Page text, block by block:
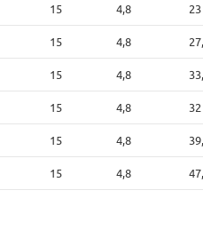
15 4,8 23
15 4,8
15 4,8
15 4,8 32
15 4,8
15 4,8